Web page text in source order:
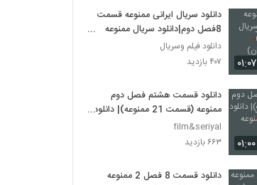
۰۱:۰۷
دانلود سریال ایرانی ممنوعه قسمت
8فصل دوم|دانلود سریال ممنوعه
ببین)(رایگان)(بالینک مستقیم)
دانلود فیلم وسریال
۴۰۷ بازدید
۰۱:۰۰
دانلود قسمت هشتم فصل دوم
ممنوعه (قسمت 21 ممنوعه)| دانلود
(online)- میهن ویدئو
film&seriyal
۶۶۳ بازدید
دانلود قسمت 8 فصل 2 ممنوعه